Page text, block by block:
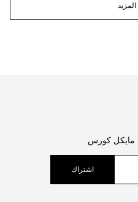
مايكل كورس
اشتراك